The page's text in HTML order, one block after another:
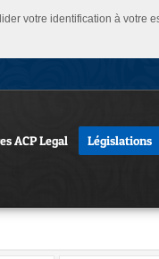
votre identification à votre
ACP Legal Législations